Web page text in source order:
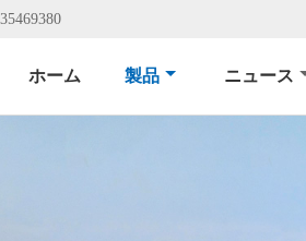
ホーム 製品 ニュース